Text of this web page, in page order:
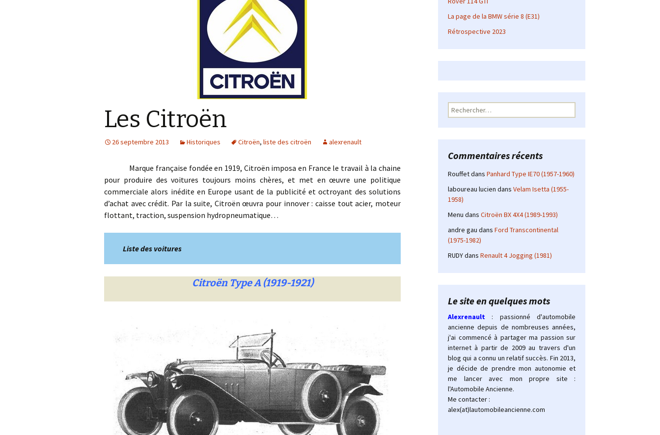
Les Citroën
26 septembre 2013 Historiques Citroën, liste des citroën alexrenault
Marque française fondée en 1919, Citroën imposa en France le travail à la chaine
pour produire des voitures toujours moins chères, et met en œuvre une politique
commerciale alors inédite en Europe usant de la publicité et octroyant des solutions
d’achat avec crédit. Par la suite, Citroën œuvra pour innover : caisse tout acier, moteur
flottant, traction, suspension hydropneumatique…
Liste des voitures
Citroën Type A (1919-1921)
La page de la BMW série 8 (E31)
Rétrospective 2023
Rechercher :
Commentaires récents
Rouffetdans Panhard Type IE70 (1957-1960)
laboureau lucien dans Velam Isetta (1955-
1958)
Menu dans Citroën BX 4X4 (1989-1993)
andre gau dans Ford Transcontinental
(1975-1982)
RUDYdans Renault 4 Jogging (1981)
Le site en quelques mots
Alexrenault
: passionné d'automobile
ancienne depuis de nombreuses années,
j'ai commencé à partager ma passion sur
internet à partir de 2009 au travers d'un
blog qui a connu un relatif succès. Fin 2013,
je décide de prendre mon autonomie et
me lancer avec mon propre site :
l'Automobile Ancienne.
Me contacter :
alex(at)lautomobileancienne.com